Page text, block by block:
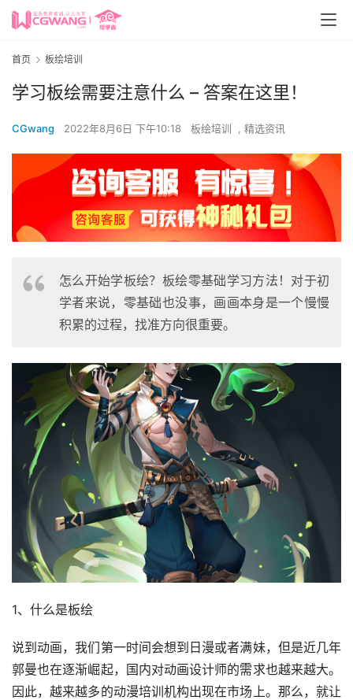
首页 板绘培训
学习板绘需要注意什么 – 答案在这里！
CGwang 2022年8月6日 下午10:18 板绘培训 , 精选资讯
怎么开始学板绘？板绘零基础学习方法！对于初
学者来说，零基础也没事，画画本身是一个慢慢
积累的过程，找准方向很重要。
1、什么是板绘
说到动画，我们第一时间会想到日漫或者满妹，但是近几年
郭曼也在逐渐崛起，国内对动画设计师的需求也越来越大。
因此，越来越多的动漫培训机构出现在市场上。那么，就让